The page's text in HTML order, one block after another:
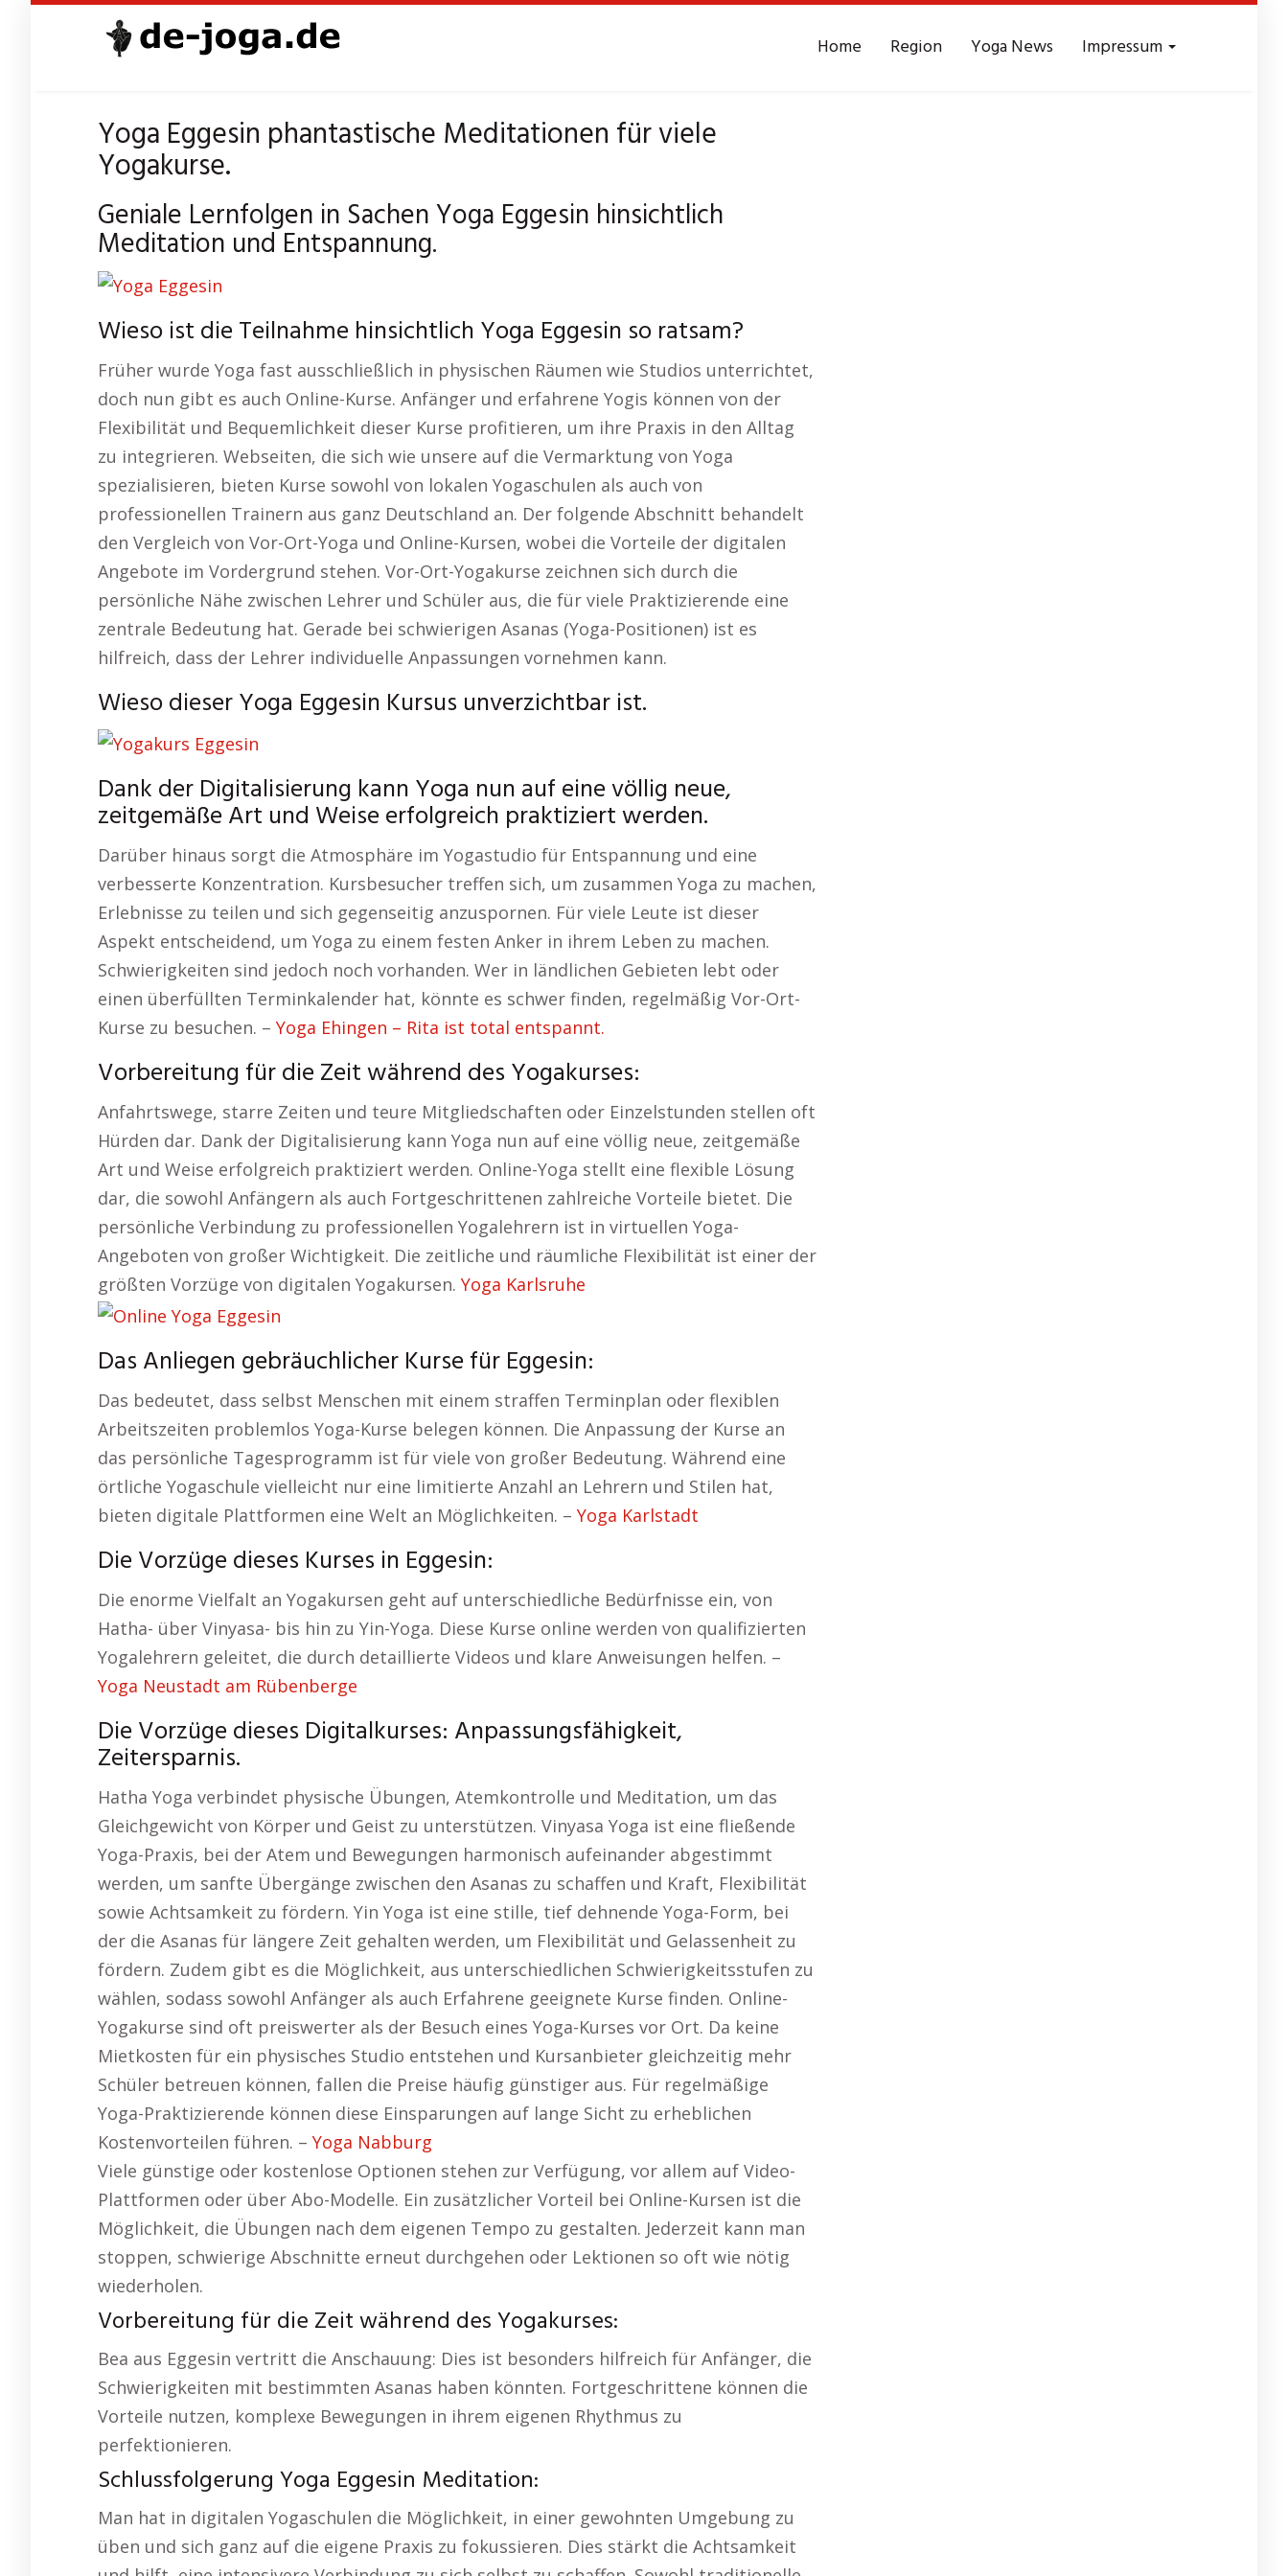
Home Region Yoga News Impressum
Yoga Eggesin phantastische Meditationen für viele
Yogakurse.
Geniale Lernfolgen in Sachen Yoga Eggesin hinsichtlich
Meditation und Entspannung.
Wieso ist die Teilnahme hinsichtlich Yoga Eggesin so ratsam?
Früher wurde Yoga fast ausschließlich in physischen Räumen wie Studios unterrichtet,
doch nun gibt es auch Online-Kurse. Anfänger und erfahrene Yogis können von der
Flexibilität und Bequemlichkeit dieser Kurse profitieren, um ihre Praxis in den Alltag
zu integrieren. Webseiten, die sich wie unsere auf die Vermarktung von Yoga
spezialisieren, bieten Kurse sowohl von lokalen Yogaschulen als auch von
professionellen Trainern aus ganz Deutschland an. Der folgende Abschnitt behandelt
den Vergleich von Vor-Ort-Yoga und Online-Kursen, wobei die Vorteile der digitalen
Angebote im Vordergrund stehen. Vor-Ort-Yogakurse zeichnen sich durch die
persönliche Nähe zwischen Lehrer und Schüler aus, die für viele Praktizierende eine
zentrale Bedeutung hat. Gerade bei schwierigen Asanas (Yoga-Positionen) ist es
hilfreich, dass der Lehrer individuelle Anpassungen vornehmen kann.
Wieso dieser Yoga Eggesin Kursus unverzichtbar ist.
Dank der Digitalisierung kann Yoga nun auf eine völlig neue,
zeitgemäße Art und Weise erfolgreich praktiziert werden.
Darüber hinaus sorgt die Atmosphäre im Yogastudio für Entspannung und eine
verbesserte Konzentration. Kursbesucher treffen sich, um zusammen Yoga zu machen,
Erlebnisse zu teilen und sich gegenseitig anzuspornen. Für viele Leute ist dieser
Aspekt entscheidend, um Yoga zu einem festen Anker in ihrem Leben zu machen.
Schwierigkeiten sind jedoch noch vorhanden. Wer in ländlichen Gebieten lebt oder
einen überfüllten Terminkalender hat, könnte es schwer finden, regelmäßig Vor-Ort-
Kurse zu besuchen. – Yoga Ehingen – Rita ist total entspannt.
Vorbereitung für die Zeit während des Yogakurses:
Anfahrtswege, starre Zeiten und teure Mitgliedschaften oder Einzelstunden stellen oft
Hürden dar. Dank der Digitalisierung kann Yoga nun auf eine völlig neue, zeitgemäße
Art und Weise erfolgreich praktiziert werden. Online-Yoga stellt eine flexible Lösung
dar, die sowohl Anfängern als auch Fortgeschrittenen zahlreiche Vorteile bietet. Die
persönliche Verbindung zu professionellen Yogalehrern ist in virtuellen Yoga-
Angeboten von großer Wichtigkeit. Die zeitliche und räumliche Flexibilität ist einer der
größten Vorzüge von digitalen Yogakursen. Yoga Karlsruhe
Das Anliegen gebräuchlicher Kurse für Eggesin:
Das bedeutet, dass selbst Menschen mit einem straffen Terminplan oder flexiblen
Arbeitszeiten problemlos Yoga-Kurse belegen können. Die Anpassung der Kurse an
das persönliche Tagesprogramm ist für viele von großer Bedeutung. Während eine
örtliche Yogaschule vielleicht nur eine limitierte Anzahl an Lehrern und Stilen hat,
bieten digitale Plattformen eine Welt an Möglichkeiten. – Yoga Karlstadt
Die Vorzüge dieses Kurses in Eggesin:
Die enorme Vielfalt an Yogakursen geht auf unterschiedliche Bedürfnisse ein, von
Hatha- über Vinyasa- bis hin zu Yin-Yoga. Diese Kurse online werden von qualifizierten
Yogalehrern geleitet, die durch detaillierte Videos und klare Anweisungen helfen. –
Yoga Neustadt am Rübenberge
Die Vorzüge dieses Digitalkurses: Anpassungsfähigkeit,
Zeitersparnis.
Hatha Yoga verbindet physische Übungen, Atemkontrolle und Meditation, um das
Gleichgewicht von Körper und Geist zu unterstützen. Vinyasa Yoga ist eine fließende
Yoga-Praxis, bei der Atem und Bewegungen harmonisch aufeinander abgestimmt
werden, um sanfte Übergänge zwischen den Asanas zu schaffen und Kraft, Flexibilität
sowie Achtsamkeit zu fördern. Yin Yoga ist eine stille, tief dehnende Yoga-Form, bei
der die Asanas für längere Zeit gehalten werden, um Flexibilität und Gelassenheit zu
fördern. Zudem gibt es die Möglichkeit, aus unterschiedlichen Schwierigkeitsstufen zu
wählen, sodass sowohl Anfänger als auch Erfahrene geeignete Kurse finden. Online-
Yogakurse sind oft preiswerter als der Besuch eines Yoga-Kurses vor Ort. Da keine
Mietkosten für ein physisches Studio entstehen und Kursanbieter gleichzeitig mehr
Schüler betreuen können, fallen die Preise häufig günstiger aus. Für regelmäßige
Yoga-Praktizierende können diese Einsparungen auf lange Sicht zu erheblichen
Kostenvorteilen führen. – Yoga Nabburg
Viele günstige oder kostenlose Optionen stehen zur Verfügung, vor allem auf Video-
Plattformen oder über Abo-Modelle. Ein zusätzlicher Vorteil bei Online-Kursen ist die
Möglichkeit, die Übungen nach dem eigenen Tempo zu gestalten. Jederzeit kann man
stoppen, schwierige Abschnitte erneut durchgehen oder Lektionen so oft wie nötig
wiederholen.
Vorbereitung für die Zeit während des Yogakurses:
Bea aus Eggesin vertritt die Anschauung: Dies ist besonders hilfreich für Anfänger, die
Schwierigkeiten mit bestimmten Asanas haben könnten. Fortgeschrittene können die
Vorteile nutzen, komplexe Bewegungen in ihrem eigenen Rhythmus zu
perfektionieren.
Schlussfolgerung Yoga Eggesin Meditation:
Man hat in digitalen Yogaschulen die Möglichkeit, in einer gewohnten Umgebung zu
üben und sich ganz auf die eigene Praxis zu fokussieren. Dies stärkt die Achtsamkeit